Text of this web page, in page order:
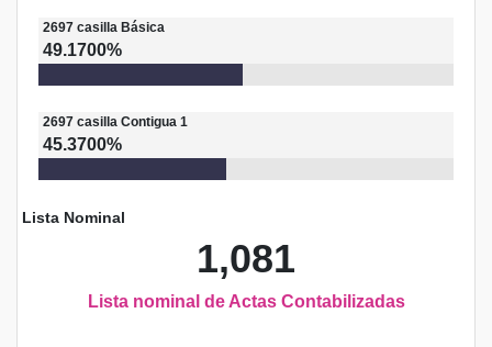
2697 casilla Básica
49.1700%
2697 casilla Contigua 1
45.3700%
Lista Nominal
1,081
Lista nominal de Actas Contabilizadas